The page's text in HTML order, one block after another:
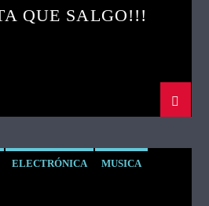
QUE SALGO!!!
ELECTRÓNICA MUSICA